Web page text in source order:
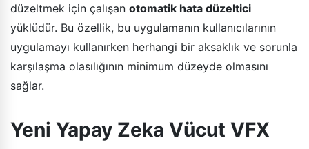
düzeltmek için çalışan otomatik hata düzeltici
yüklüdür. Bu özellik, bu uygulamanın kullanıcılarının
uygulamayı kullanırken herhangi bir aksaklık ve sorunla
karşılaşma olasılığının minimum düzeyde olmasını
sağlar.
Yeni Yapay Zeka Vücut VFX